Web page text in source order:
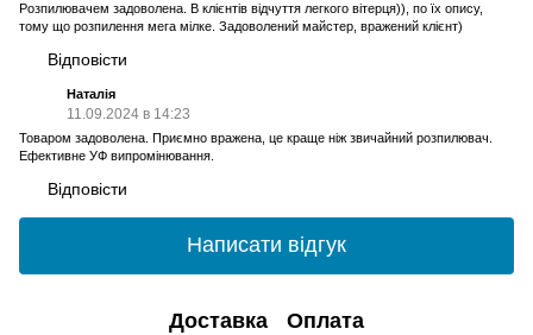
Розпилювачем задоволена. В клієнтів відчуття легкого вітерця)), по їх опису,
тому що розпилення мега мілке. Задоволений майстер, вражений клієнт)
Відповісти
Наталія
11.09.2024 в 14:23
Товаром задоволена. Приємно вражена, це краще ніж звичайний розпилювач.
Ефективне УФ випромінювання.
Відповісти
Написати відгук
Доставка Оплата